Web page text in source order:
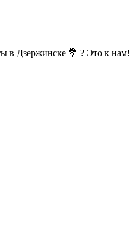
в Дзержинске 💐 ? Это к нам!